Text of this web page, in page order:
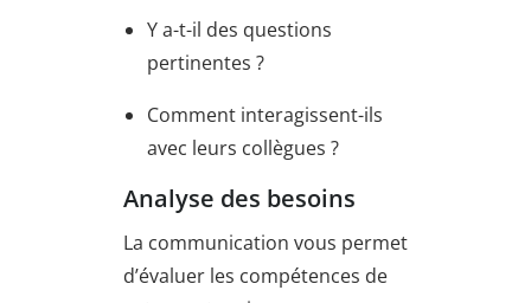
Y a-t-il des questions
pertinentes ?
Comment interagissent-ils
avec leurs collègues ?
Analyse des besoins
La communication vous permet
d’évaluer les compétences de